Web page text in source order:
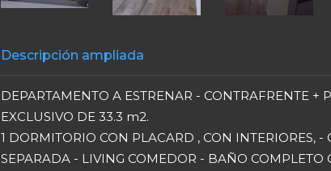
Descripción ampliada
DEPARTAMENTO A ESTRENAR - CONTRAFRENTE +
EXCLUSIVO DE 33.3 m2.
1 DORMITORIO CON PLACARD , CON INTERIORES, -
SEPARADA - LIVING COMEDOR - BAÑO COMPLETO